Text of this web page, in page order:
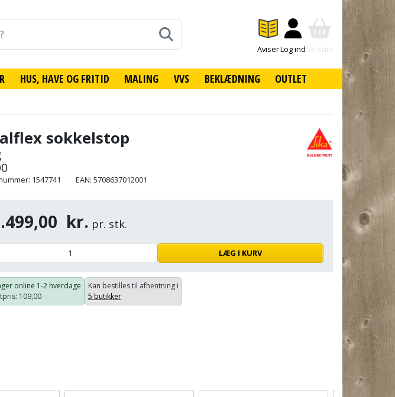
HUS, HAVE OG FRITID MALING VVS BEKLÆDNING OUTLET
AviserLog indSe Kurv
sokkelstop
1547741 EAN: 5708637012001
kr. pr. stk.
LÆG I KURV
online 1-2 hverdage
: 109,00
Kan bestilles til afhentning i
5 butikker